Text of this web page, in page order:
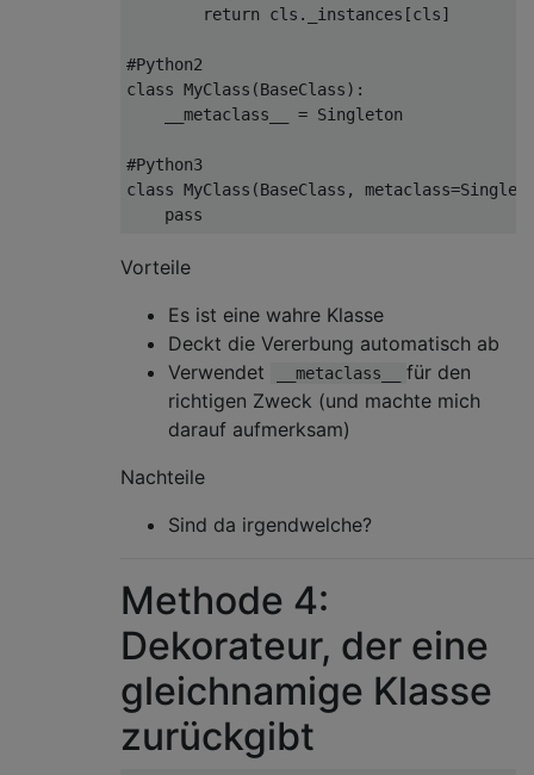
return cls . _instances [cls]
#Python2
class MyClass (BaseClass):
    __metaclass__
= Singleton
#Python3
class MyClass (BaseClass , metaclass=
pass
Vorteile
Es ist eine wahre Klasse
Deckt die Vererbung automatisch ab
Verwendet
__metaclass__
für den
richtigen Zweck (und machte mich
darauf aufmerksam)
Nachteile
Sind da irgendwelche?
Methode 4:
Dekorateur, der eine
gleichnamige Klasse
zurückgibt